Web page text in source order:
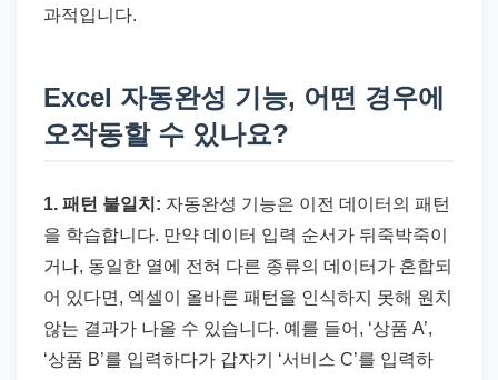
과적입니다.
Excel 자동완성 기능, 어떤 경우에
오작동할 수 있나요?
1. 패턴 불일치: 자동완성 기능은 이전 데이터의 패턴
을 학습합니다. 만약 데이터 입력 순서가 뒤죽박죽이
거나, 동일한 열에 전혀 다른 종류의 데이터가 혼합되
어 있다면, 엑셀이 올바른 패턴을 인식하지 못해 원치
않는 결과가 나올 수 있습니다. 예를 들어, ‘상품 A’,
‘상품 B’를 입력하다가 갑자기 ‘서비스 C’를 입력하